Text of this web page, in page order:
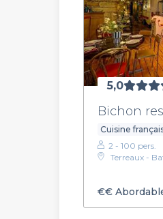
5,0
Bichon
Cuisine
2 - 100 pers.
Terreaux -
€€